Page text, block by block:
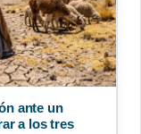
ante un
a los tres